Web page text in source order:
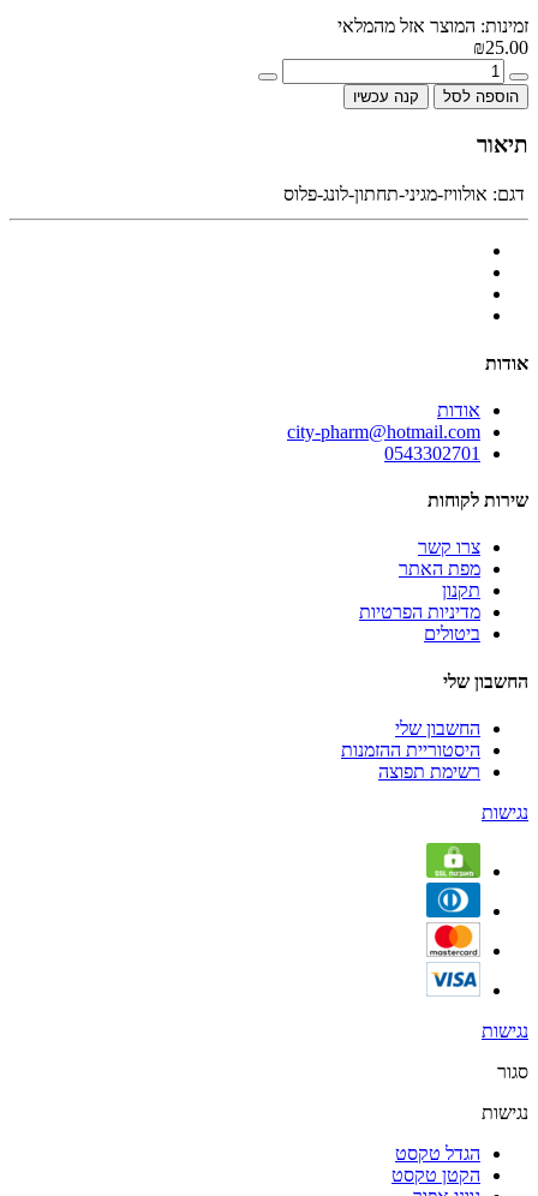
זמינות: המוצר אזל מהמלאי
₪25.00
הוספה לסל קנה עכשיו
תיאור
דגם: אולוויז-מגיני-תחתון-לונג-פלוס
אודות
אודות
city-pharm@hotmail.com
0543302701
שירות לקוחות
צרו קשר
מפת האתר
תקנון
מדיניות הפרטיות
ביטולים
החשבון שלי
החשבון שלי
היסטוריית ההזמנות
רשימת תפוצה
נגישות
נגישות
סגור
נגישות
הגדל טקסט
הקטן טקסט